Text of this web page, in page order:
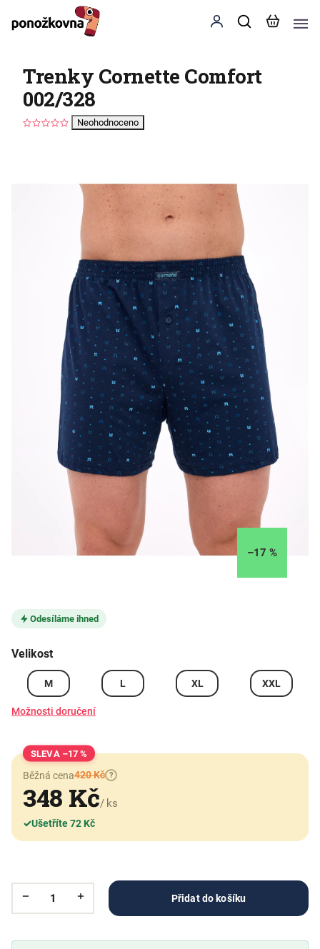
Trenky Cornette Comfort
002/328
Neohodnoceno
–17 %
Odesíláme ihned
Velikost
M L XL XXL
Možnosti doručení
–17 %
Běžná cena420 Kč ?
348 Kč/ ks
✓Ušetříte 72 Kč
Přidat do košíku